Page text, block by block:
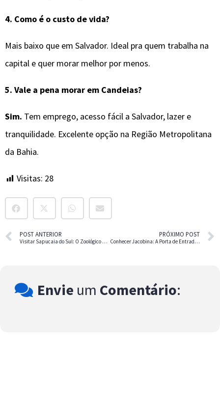
4. Como é o custo de vida?
Mais baixo que em Salvador. Ideal pra quem trabalha na
capital e quer morar melhor por menos.
5. Vale a pena morar em Candeias?
Sim. Tem emprego, acesso fácil a Salvador, lazer e
tranquilidade. Excelente opção na Região Metropolitana
da Bahia.
Visitas: 28
POST ANTERIOR
Visitar Sapucaia do Sul: O Zoológico Gratuito do RS
PRÓXIMO POST
Conhecer Jacobina: A Porta de Entrada da Chapada Diamantina
Envie um Comentário: